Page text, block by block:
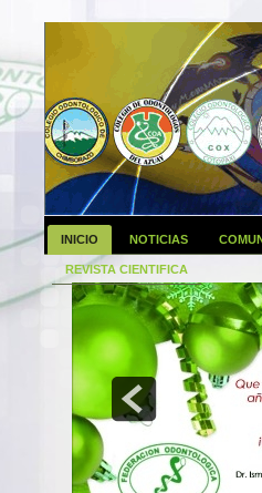
INICIO NOTICIAS
REVISTA CIENTIFICA